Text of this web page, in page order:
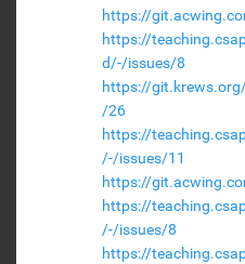
https://
https://
d/-/issues/8
https://
/26
https://
/-/issues/11
https://
https://
/-/issues/8
https://